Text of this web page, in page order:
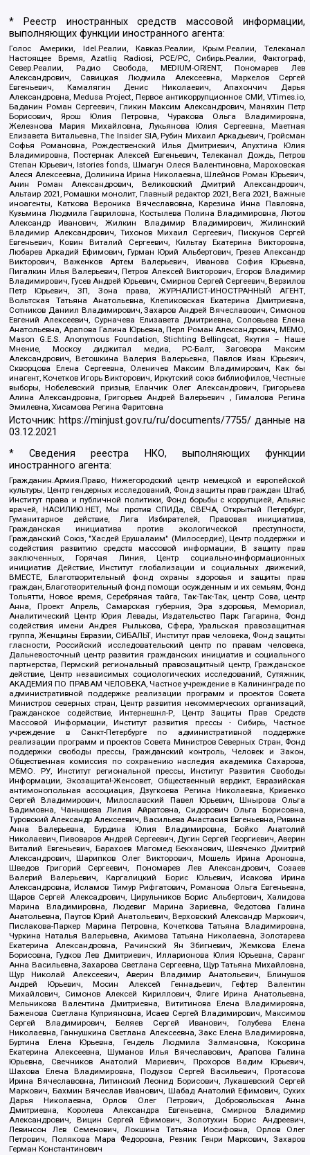
* Реестр иностранных средств массовой информации,
выполняющих функции иностранного агента:
Голос Америки, Idel.Реалии, Кавказ.Реалии, Крым.Реалии, Телеканал
Настоящее Время, Azatliq Radiosi, PCE/PC, Сибирь.Реалии, Фактограф,
Север.Реалии, Радио Свобода, MEDIUM-ORIENT, Пономарев Лев
Александрович, Савицкая Людмила Алексеевна, Маркелов Сергей
Евгеньевич, Камалягин Денис Николаевич, Апахончич Дарья
Александровна, Medusa Project, Первое антикоррупционное СМИ, VTimes.io,
Баданин Роман Сергеевич, Гликин Максим Александрович, Маняхин Петр
Борисович, Ярош Юлия Петровна, Чуракова Ольга Владимировна,
Железнова Мария Михайловна, Лукьянова Юлия Сергеевна, Маетная
Елизавета Витальевна, The Insider SIA, Рубин Михаил Аркадьевич, Гройсман
Софья Романовна, Рождественский Илья Дмитриевич, Апухтина Юлия
Владимировна, Постернак Алексей Евгеньевич, Телеканал Дождь, Петров
Степан Юрьевич, Istories fonds, Шмагун Олеся Валентиновна, Мароховская
Алеся Алексеевна, Долинина Ирина Николаевна, Шлейнов Роман Юрьевич,
Анин Роман Александрович, Великовский Дмитрий Александрович,
Альтаир 2021, Ромашки монолит, Главный редактор 2021, Вега 2021, Важные
иноагенты, Каткова Вероника Вячеславовна, Карезина Инна Павловна,
Кузьмина Людмила Гавриловна, Костылева Полина Владимировна, Лютов
Александр Иванович, Жилкин Владимир Владимирович, Жилинский
Владимир Александрович, Тихонов Михаил Сергеевич, Пискунов Сергей
Евгеньевич, Ковин Виталий Сергеевич, Кильтау Екатерина Викторовна,
Любарев Аркадий Ефимович, Гурман Юрий Альбертович, Грезев Александр
Викторович, Важенков Артем Валерьевич, Иванова София Юрьевна,
Пигалкин Илья Валерьевич, Петров Алексей Викторович, Егоров Владимир
Владимирович, Гусев Андрей Юрьевич, Смирнов Сергей Сергеевич, Верзилов
Петр Юрьевич, ЗП, Зона права, ЖУРНАЛИСТ-ИНОСТРАННЫЙ АГЕНТ,
Вольтская Татьяна Анатольевна, Клепиковская Екатерина Дмитриевна,
Сотников Даниил Владимирович, Захаров Андрей Вячеславович, Симонов
Евгений Алексеевич, Сурначева Елизавета Дмитриевна, Соловьева Елена
Анатольевна, Арапова Галина Юрьевна, Перл Роман Александрович, МЕМО,
Mason G.E.S. Anonymous Foundation, Stichting Bellingcat, Якутия – Наше
Мнение, Москоу диджитал медиа, РС-Балт, Заговора Максим
Александрович, Ветошкина Валерия Валерьевна, Павлов Иван Юрьевич,
Скворцова Елена Сергеевна, Оленичев Максим Владимирович, Как бы
инагент, Кочетков Игорь Викторович, Иркутский союз библиофилов, Честные
выборы, Нобелевский призыв, Еланчик Олег Александрович, Григорьева
Алина Александровна, Григорьев Андрей Валерьевич , Гималова Регина
Эмилевна, Хисамова Регина Фаритовна
Источник: https://minjust.gov.ru/ru/documents/7755/ данные на
03.12.2021
* Сведения реестра НКО, выполняющих функции
иностранного агента:
Гражданин.Армия.Право, Нижегородский центр немецкой и европейской
культуры, Центр гендерных исследований, Фонд защиты прав граждан Штаб,
Институт права и публичной политики, Фонд борьбы с коррупцией, Альянс
врачей, НАСИЛИЮ.НЕТ, Мы против СПИДа, СВЕЧА, Открытый Петербург,
Гуманитарное действие, Лига Избирателей, Правовая инициатива,
Гражданская инициатива против экологической преступности,
Гражданский Союз, "Хасдей Ерушалаим" (Милосердие), Центр поддержки и
содействия развитию средств массовой информации, В защиту прав
заключенных, Горячая Линия, Центр социально-информационных
инициатив Действие, Институт глобализации и социальных движений,
ВМЕСТЕ, Благотворительный фонд охраны здоровья и защиты прав
граждан, Благотворительный фонд помощи осужденным и их семьям, Фонд
Тольятти, Новое время, Серебряная тайга, Так-Так-Так, центр Сова, центр
Анна, Проект Апрель, Самарская губерния, Эра здоровья, Мемориал,
Аналитический Центр Юрия Левады, Издательство Парк Гагарина, Фонд
содействия имени Андрея Рылькова, Сфера, Уральская правозащитная
группа, Женщины Евразии, СИБАЛЬТ, Институт прав человека, Фонд защиты
гласности, Российский исследовательский центр по правам человека,
Дальневосточный центр развития гражданских инициатив и социального
партнерства, Пермский региональный правозащитный центр, Гражданское
действие, Центр независимых социологических исследований, Сутяжник,
АКАДЕМИЯ ПО ПРАВАМ ЧЕЛОВЕКА, Частное учреждение в Калининграде по
административной поддержке реализации программ и проектов Совета
Министров северных стран, Центр развития некоммерческих организаций,
Гражданское содействие, Интернешнл-Р, Центр Защиты Прав Средств
Массовой Информации, Институт развития прессы - Сибирь, Частное
учреждение в Санкт-Петербурге по административной поддержке
реализации программ и проектов Совета Министров Северных Стран, Фонд
поддержки свободы прессы, Гражданский контроль, Человек и Закон,
Общественная комиссия по сохранению наследия академика Сахарова,
МЕМО. РУ, Институт региональной прессы, Институт Развития Свободы
Информации, Экозащита!-Женсовет, Общественный вердикт, Евразийская
антимонопольная ассоциация, Дзугкоева Регина Николаевна, Кривенко
Сергей Владимирович, Милославский Павел Юрьевич, Шнырова Ольга
Вадимовна, Чанышева Лилия Айратовна, Сидорович Ольга Борисовна,
Туровский Александр Алексеевич, Васильева Анастасия Евгеньевна, Ривина
Анна Валерьевна, Бурдина Юлия Владимировна, Бойко Анатолий
Николаевич, Пивоваров Андрей Сергеевич, Дугин Сергей Георгиевич, Аверин
Виталий Евгеньевич, Барахоев Магомед Бекханович, Шевченко Дмитрий
Александрович, Шарипков Олег Викторович, Мошель Ирина Ароновна,
Шведов Григорий Сергеевич, Пономарев Лев Александрович, Созаев
Валерий Валерьевич, Каргалицкий Борис Юльевич, Исакова Ирина
Александровна, Исламов Тимур Рифгатович, Романова Ольга Евгеньевна,
Щаров Сергей Алексадрович, Цирульников Борис Альбертович, Халидова
Марина Владимировна, Людевиг Марина Зариевна, Федотова Галина
Анатольевна, Паутов Юрий Анатольевич, Верховский Александр Маркович,
Пислакова-Паркер Марина Петровна, Кочеткова Татьяна Владимировна,
Чуркина Наталья Валерьевна, Акимова Татьяна Николаевна, Золотарева
Екатерина Александровна, Рачинский Ян Збигневич, Жемкова Елена
Борисовна, Гудков Лев Дмитриевич, Илларионова Юлия Юрьевна, Саранг
Анна Васильевна, Захарова Светлана Сергеевна, Щур Татьяна Михайловна,
Щур Николай Алексеевич, Аверин Владимир Анатольевич, Блинушов
Андрей Юрьевич, Мосин Алексей Геннадьевич, Гефтер Валентин
Михайлович, Симонов Алексей Кириллович, Флиге Ирина Анатольевна,
Мельникова Валентина Дмитриевна, Вититинова Елена Владимировна,
Баженова Светлана Куприяновна, Исаев Сергей Владимирович, Максимов
Сергей Владимирович, Беляев Сергей Иванович, Голубева Елена
Николаевна, Ганнушкина Светлана Алексеевна, Закс Елена Владимировна,
Буртина Елена Юрьевна, Гендель Людмила Залмановна, Кокорина
Екатерина Алексеевна, Шуманов Илья Вячеславович, Арапова Галина
Юрьевна, Свечников Анатолий Мариевич, Прохоров Вадим Юрьевич,
Шахова Елена Владимировна, Подузов Сергей Васильевич, Протасова
Ирина Вячеславовна, Литинский Леонид Борисович, Лукашевский Сергей
Маркович, Бахмин Вячеслав Иванович, Шабад Анатолий Ефимович, Сухих
Дарья Николаевна, Орлов Олег Петрович, Добровольская Анна
Дмитриевна, Королева Александра Евгеньевна, Смирнов Владимир
Александрович, Вицин Сергей Ефимович, Золотухин Борис Андреевич,
Левинсон Лев Семенович, Локшина Татьяна Иосифовна, Орлов Олег
Петрович, Полякова Мара Федоровна, Резник Генри Маркович, Захаров
Герман Константинович